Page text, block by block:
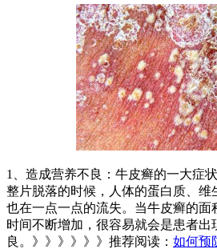
1、造成营养不良：牛皮癣的一大症
整片脱落的时候，人体的蛋白质、维
也在一点一点的流失。当牛皮癣的面
时间不断增加，很容易就会是患者出
良。》》》》》》推荐阅读： 如何预